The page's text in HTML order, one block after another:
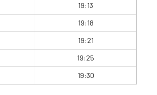
19:13
19:18
19:21
19:25
19:30